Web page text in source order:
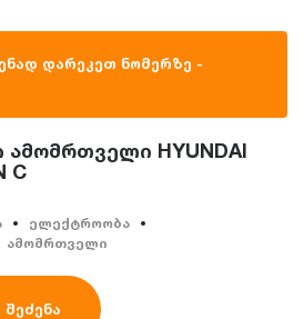
დარეკეთ ნომერზე -
ამომრთველი HYUNDAI
C
ელექტროობა
ამომრთველი